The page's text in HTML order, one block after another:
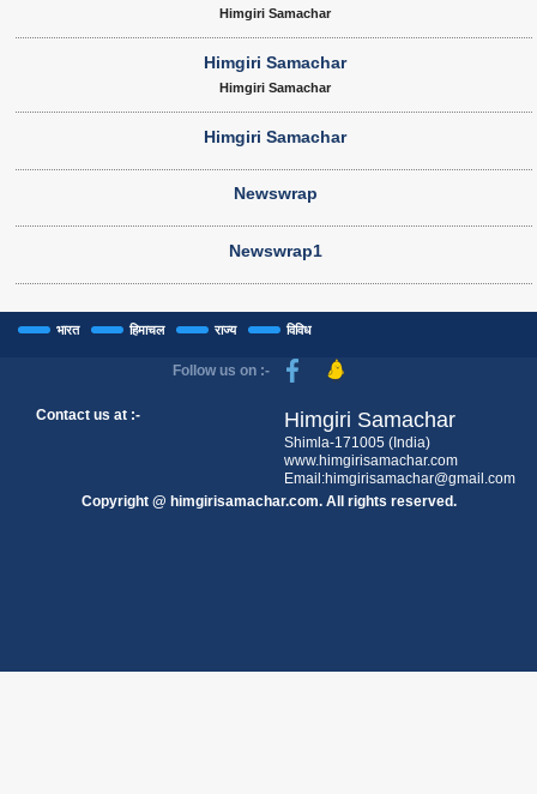
Himgiri Samachar
Himgiri Samachar
Himgiri Samachar
Himgiri Samachar
Newswrap
Newswrap1
भारत हिमाचल राज्य विविध
Follow us on :-
Contact us at :- Himgiri Samachar
Shimla-171005 (India)
www.himgirisamachar.com
Email:himgirisamachar@gmail.com
Copyright @ himgirisamachar.com. All rights reserved.